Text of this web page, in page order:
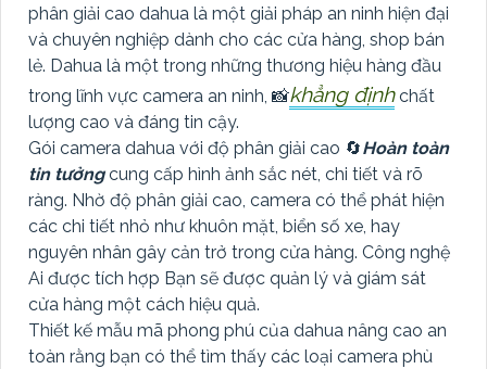
phân giải cao dahua là một giải pháp an ninh hiện đại
và chuyên nghiệp dành cho các cửa hàng, shop bán
lẻ. Dahua là một trong những thương hiệu hàng đầu
trong lĩnh vực camera an ninh, 📸khẳng địnhchất
lượng cao và đáng tin cậy.
Gói camera dahua với độ phân giải cao 🔄Hoàn toàn
tin tưởngcung cấp hình ảnh sắc nét, chi tiết và rõ
ràng. Nhờ độ phân giải cao, camera có thể phát hiện
các chi tiết nhỏ như khuôn mặt, biển số xe, hay
nguyên nhân gây cản trở trong cửa hàng. Công nghệ
Ai được tích hợp Bạn sẽ được quản lý và giám sát
cửa hàng một cách hiệu quả.
Thiết kế mẫu mã phong phú của dahua nâng cao an
toàn rằng bạn có thể tìm thấy các loại camera phù